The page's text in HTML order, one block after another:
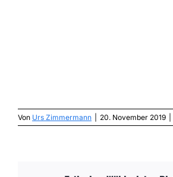
Von Urs Zimmermann 20. November 2019